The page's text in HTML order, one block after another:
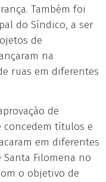
Também foi
do Síndico, a ser
de
na
ruas em diferentes
de
concedem títulos e
em diferentes
Santa Filomena no
o objetivo de